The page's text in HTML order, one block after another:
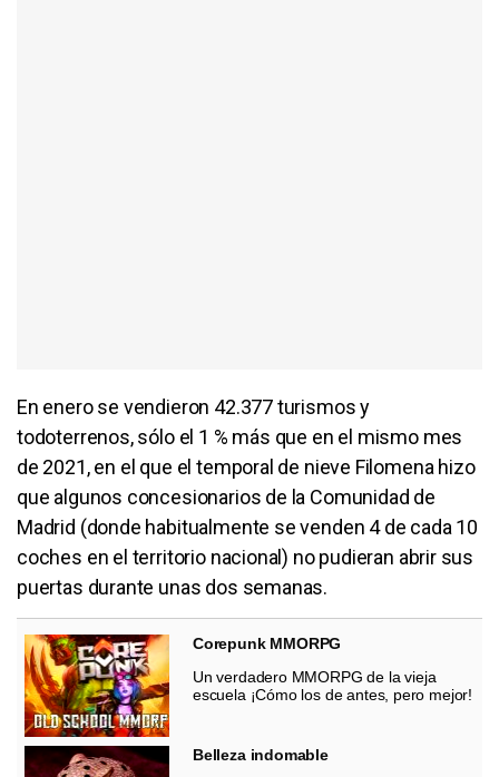
En enero se vendieron 42.377 turismos y
todoterrenos, sólo el 1 % más que en el mismo mes
de 2021, en el que el temporal de nieve Filomena hizo
que algunos concesionarios de la Comunidad de
Madrid (donde habitualmente se venden 4 de cada 10
coches en el territorio nacional) no pudieran abrir sus
puertas durante unas dos semanas.
Corepunk MMORPG
Un verdadero MMORPG de la vieja
escuela ¡Cómo los de antes, pero mejor!
Belleza indomable